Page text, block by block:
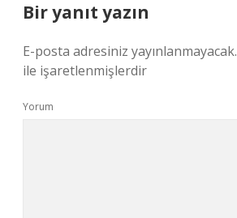
Bir yanıt yazın
E-posta adresiniz yayınlanmayacak.
ile işaretlenmişlerdir
Yorum